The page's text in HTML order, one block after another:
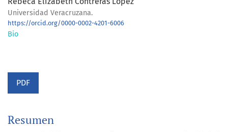
Universidad Veracruzana.
https://orcid.org/0000-0002-4201-6006
Bio
PDF
Resumen